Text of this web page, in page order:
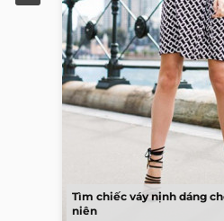
Tìm chiếc váy nịnh dáng
niên